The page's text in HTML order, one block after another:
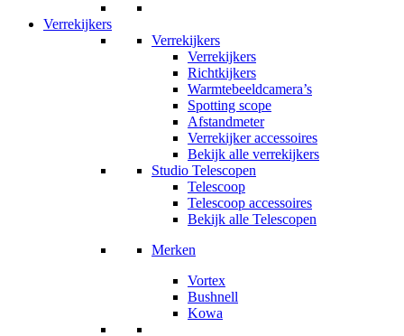
Verrekijkers
Verrekijkers
Verrekijkers
Richtkijkers
Warmtebeeldcamera’s
Spotting scope
Afstandmeter
Verrekijker accessoires
Bekijk alle verrekijkers
Studio Telescopen
Telescoop
Telescoop accessoires
Bekijk alle Telescopen
Merken
Vortex
Bushnell
Kowa